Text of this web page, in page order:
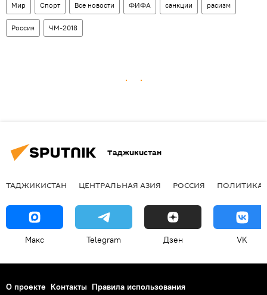
Мир Спорт Все новости ФИФА санкции расизм
Россия ЧМ-2018
Таджикистан
ТАДЖИКИСТАН ЦЕНТРАЛЬНАЯ АЗИЯ РОССИЯ ПОЛИТИКА
Макс Telegram Дзен VK
О проекте Контакты Правила использования